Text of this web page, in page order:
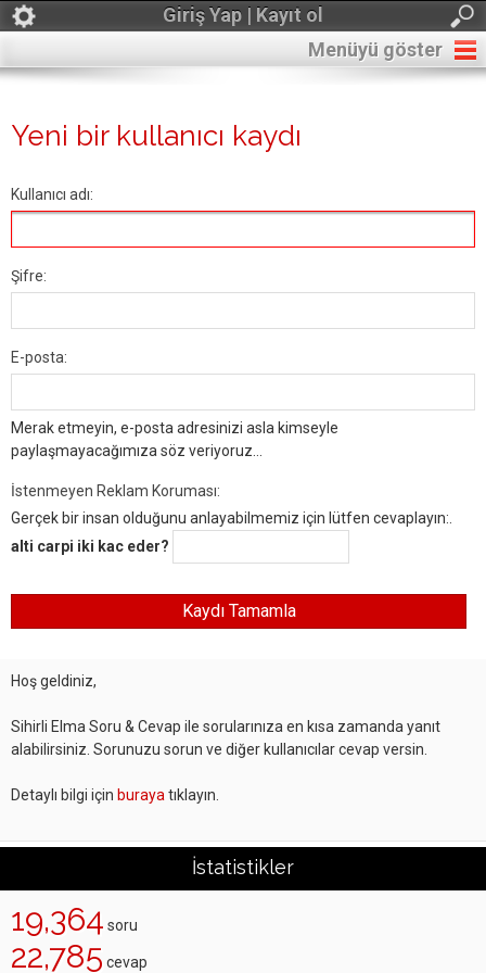
Giriş Yap | Kayıt ol
Menüyü göster
Yeni bir kullanıcı kaydı
Kullanıcı adı:
Şifre:
E-posta:
Merak etmeyin, e-posta adresinizi asla kimseyle
paylaşmayacağımıza söz veriyoruz...
İstenmeyen Reklam Koruması:
Gerçek bir insan olduğunu anlayabilmemiz için lütfen cevaplayın:.
alti carpi iki kac eder?
Hoş geldiniz,
Sihirli Elma Soru & Cevap ile sorularınıza en kısa zamanda yanıt
alabilirsiniz. Sorunuzu sorun ve diğer kullanıcılar cevap versin.
Detaylı bilgi için buraya tıklayın.
İstatistikler
19,364 soru
22,785 cevap